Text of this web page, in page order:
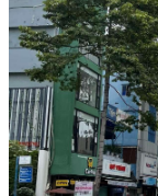
65 Tỷ
Mã:3339[Mua
Nguyễn Tri
6 tầng